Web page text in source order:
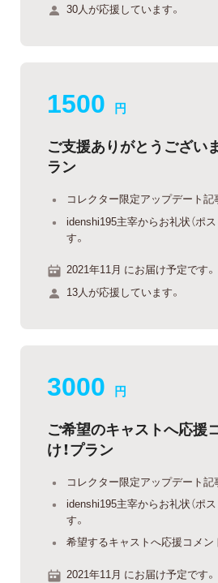
30人が応援しています。
1500 円
ご支援ありがとうござい
ラン
コレクター限定アップデート記
idenshi195主宰からお礼状（ポ
す。
2021年11月 にお届け予定です。
13人が応援しています。
3000 円
ご希望のキャストへ応援
け！プラン
コレクター限定アップデート記
idenshi195主宰からお礼状（ポ
す。
希望するキャストへ応援コメン
2021年11月 にお届け予定です。